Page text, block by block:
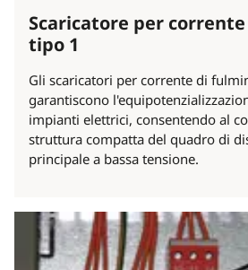
Scaricatore per
tipo 1
Gli scaricatori per corrente di
garantiscono
impianti elettrici, consentendo al
struttura compatta del quadro di
principale a bassa tensione.